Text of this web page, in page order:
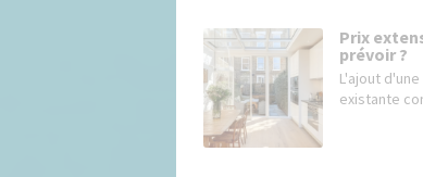
Prix
prévoir ?
L'ajout
existante